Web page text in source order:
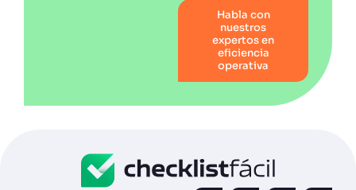
Habla con
nuestros
expertos en
eficiencia
operativa